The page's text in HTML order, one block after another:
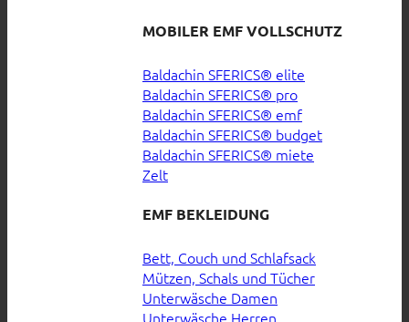
MOBILER EMF VOLLSCHUTZ
Baldachin SFERICS® elite
Baldachin SFERICS® pro
Baldachin SFERICS® emf
Baldachin SFERICS® budget
Baldachin SFERICS® miete
Zelt
EMF BEKLEIDUNG
Bett, Couch und Schlafsack
Mützen, Schals und Tücher
Unterwäsche Damen
Unterwäsche Herren